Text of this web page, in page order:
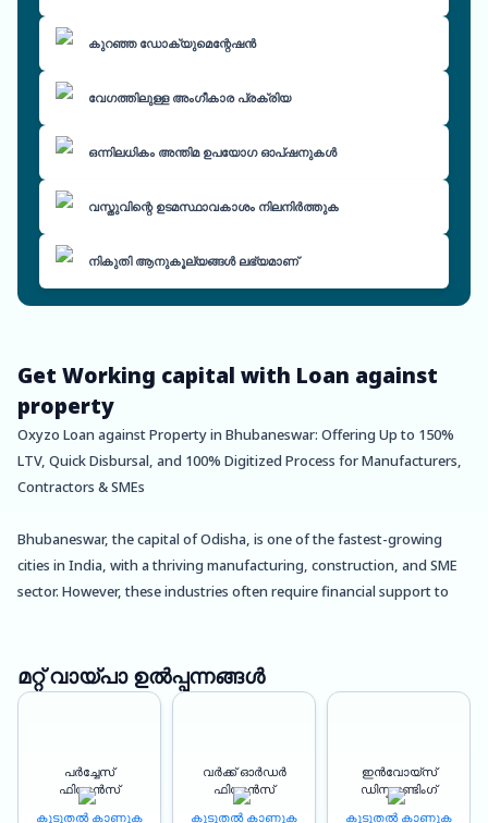
കുറഞ്ഞ ഡോക്യുമെന്റേഷൻ
വേഗത്തിലുള്ള അംഗീകാര പ്രക്രിയ
ഒന്നിലധികം അന്തിമ ഉപയോഗ ഓപ്ഷനുകൾ
വസ്തുവിന്റെ ഉടമസ്ഥാവകാശം നിലനിർത്തുക
നികുതി ആനുകൂല്യങ്ങൾ ലഭ്യമാണ്
Get Working capital with Loan against
property
Oxyzo Loan against Property in Bhubaneswar: Offering Up to 150%
LTV, Quick Disbursal, and 100% Digitized Process for Manufacturers,
Contractors & SMEs
Bhubaneswar, the capital of Odisha, is one of the fastest-growing
cities in India, with a thriving manufacturing, construction, and SME
sector. However, these industries often require financial support to
Loan against property is a type of secured loan that allows borrowers
rates, ensuring that manufacturers, contractors, and SMEs can access
the funds they need to expand their operations and increase their
മറ്റ് വായ്പാ ഉൽപ്പന്നങ്ങൾ
പർച്ചേസ്
ഫിനാൻസ്
കൂടുതൽ കാണുക
വർക്ക് ഓർഡർ
ഫിനാൻസ്
കൂടുതൽ കാണുക
ഇൻവോയ്സ്
ഡിസ്കൗണ്ടിംഗ്
കൂടുതൽ കാണുക